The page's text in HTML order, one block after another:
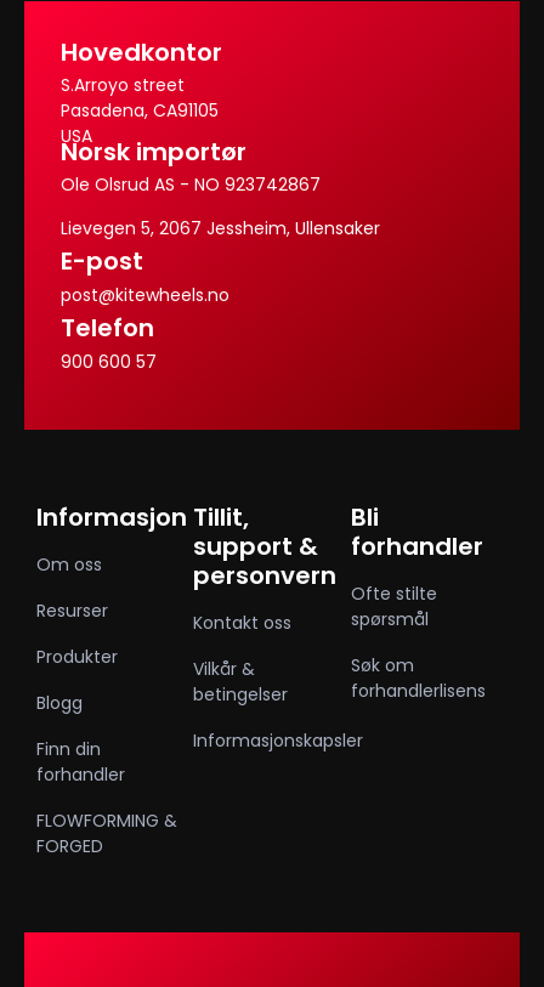
Hovedkontor
S.Arroyo street
Pasadena, CA91105
USA
Norsk importør
Ole Olsrud AS - NO 923742867
Lievegen 5, 2067 Jessheim, Ullensaker
E-post
post@kitewheels.no
Telefon
900 600 57
Informasjon
Om oss
Resurser
Produkter
Blogg
Finn din
forhandler
FLOWFORMING &
FORGED
Tillit,
support &
personvern
Kontakt oss
Vilkår &
betingelser
Informasjonskapsler
Bli
forhandler
Ofte stilte
spørsmål
Søk om
forhandlerlisens